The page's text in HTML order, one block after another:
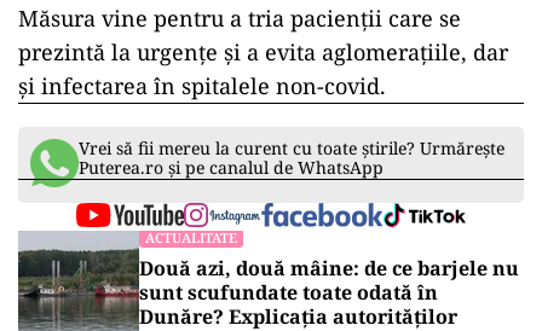
Măsura vine pentru a tria pacienţii care se
prezintă la urgenţe şi a evita aglomeraţiile, dar
și infectarea în spitalele non-covid.
Vrei să fii mereu la curent cu toate știrile? Urmărește
Puterea.ro și pe canalul de WhatsApp
ACTUALITATE
Două azi, două mâine: de ce barjele nu
sunt scufundate toate odată în
Dunăre? Explicația autorităților